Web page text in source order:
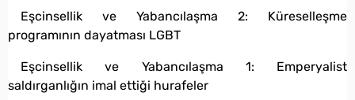
Eşcinsellik ve Yabancılaşma 2: Küreselleşme
programının dayatması LGBT
Eşcinsellik ve Yabancılaşma 1: Emperyalist
saldırganlığın imal ettiği hurafeler